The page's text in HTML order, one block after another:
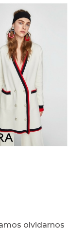
olvidarnos